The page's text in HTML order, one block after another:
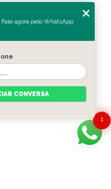
1
Fale agora pelo WhatsApp
CONVERSA